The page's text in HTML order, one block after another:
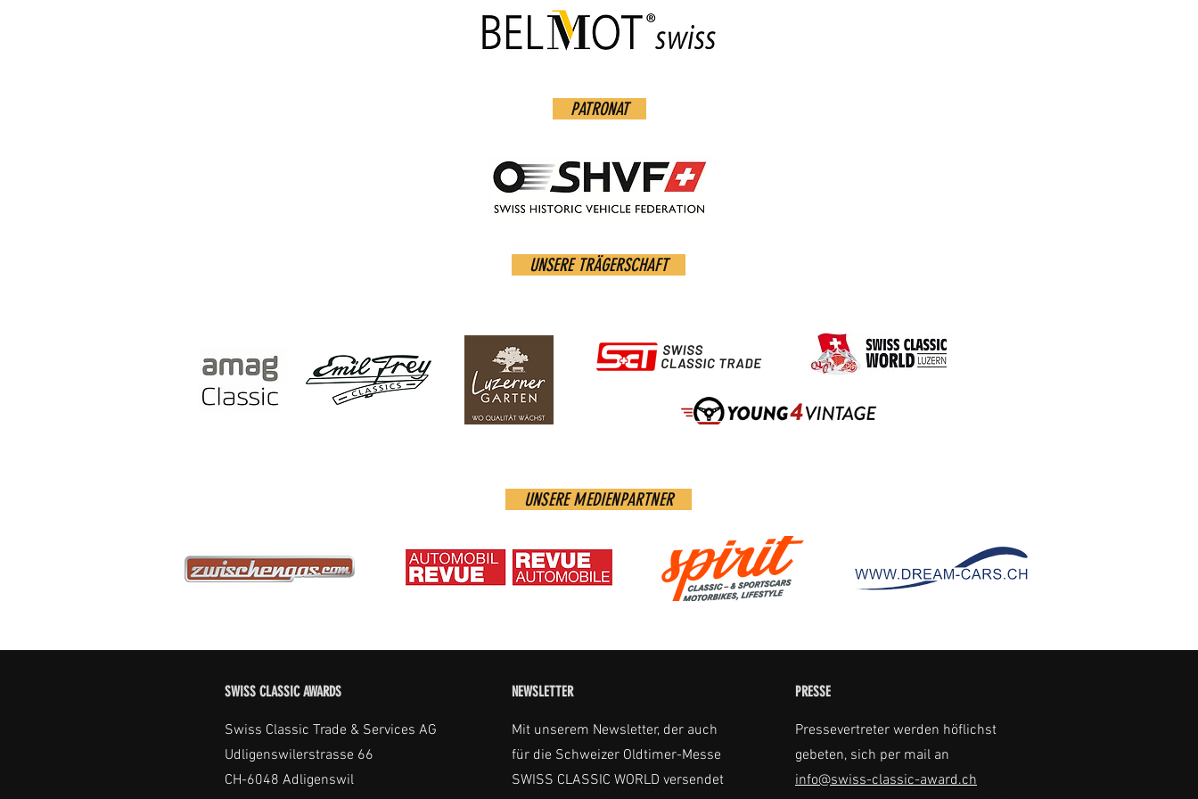
SWISS CLASSIC AWARDS
Swiss Classic Trade & Services AG
Udligenswilerstrasse 66
CH-6048 Adligenswil
NEWSLETTER
Mit unserem Newsletter, der auch
für die Schweizer Oldtimer-Messe
SWISS CLASSIC WORLD versendet
PRESSE
Pressevertreter werden höflichst
gebeten, sich per mail an
info@swiss-classic-award.ch
PATRONAT
UNSERE TRÄGERSCHAFT
UNSERE MEDIENPARTNER